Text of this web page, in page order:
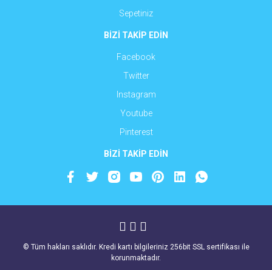
Sepetiniz
BİZİ TAKİP EDİN
Facebook
Twitter
Instagram
Youtube
Pinterest
BİZİ TAKİP EDİN
© Tüm hakları saklıdır. Kredi kartı bilgileriniz 256bit SSL sertifikası ile
korunmaktadır.